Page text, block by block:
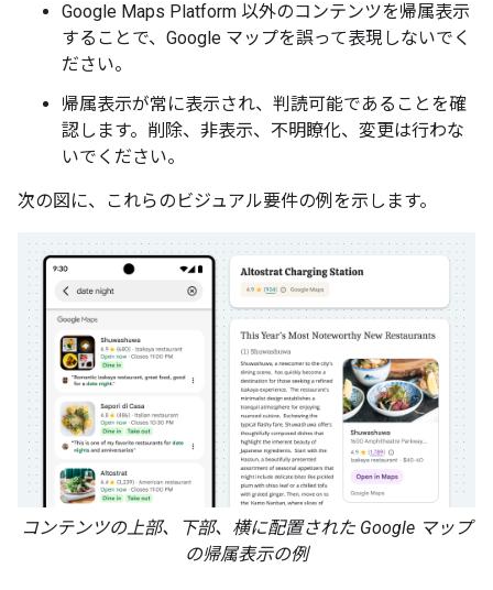
Google Maps Platform 以外のコンテンツを帰属表示
することで、Google マップを誤って表現しないでく
ださい。
帰属表示が常に表示され、判読可能であることを確
認します。削除、非表示、不明瞭化、変更は行わな
いでください。
次の図に、これらのビジュアル要件の例を示します。
コンテンツの上部、下部、横に配置された Google マップ
の帰属表示の例